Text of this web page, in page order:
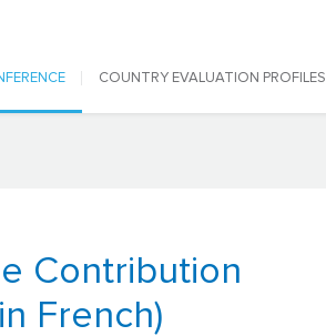
COUNTRY EVALUATION PROFILES
Contribution
French)